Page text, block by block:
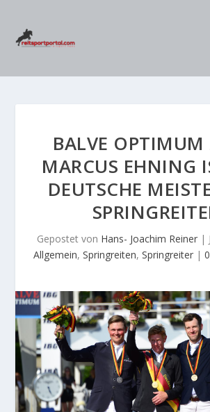
BALVE
MARCUS EHNING
DEUTSCHE
Gepostet von Hans- Joachim Reiner |
Allgemein, Springreiten, Springreiter | 0